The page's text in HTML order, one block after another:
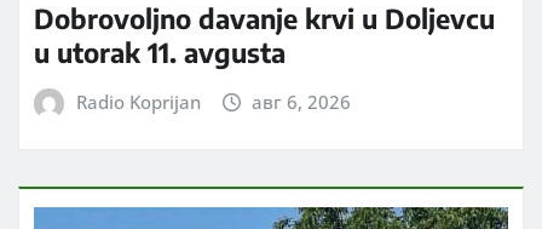
Dobrovoljno davanje krvi u Doljevcu
u utorak 11. avgusta
Radio Koprijan авг 6, 2026